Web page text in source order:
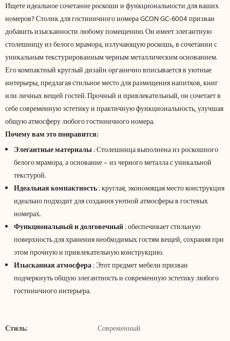
Ищете идеальное сочетание роскоши и функциональности для ваших
номеров? Столик для гостиничного номера GCON GC-6004 призван
добавить изысканности любому помещению. Он имеет элегантную
столешницу из белого мрамора, излучающую роскошь, в сочетании с
уникальным текстурированным черным металлическим основанием.
Его компактный круглый дизайн органично вписывается в уютные
интерьеры, предлагая стильное место для размещения напитков, книг
или личных вещей гостей. Прочный и привлекательный, он сочетает в
себе современную эстетику и практичную функциональность, улучшая
общую атмосферу любого гостиничного номера.
Почему вам это понравится:
Элегантные материалы: Столешница выполнена из роскошного
белого мрамора, а основание – из черного металла с уникальной
текстурой.
Идеальная компактность: круглая, экономящая место конструкция
идеально подходит для создания уютной атмосферы в гостевых
номерах.
Функциональный и долговечный: обеспечивает стильную
поверхность для хранения необходимых гостям вещей, сохраняя при
этом прочную и привлекательную конструкцию.
Изысканная атмосфера: Этот предмет мебели призван
подчеркнуть общую элегантность и современную эстетику любого
гостиничного интерьера.
Стиль:
Современный